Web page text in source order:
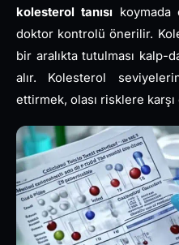
kolesterol tanısı
doktor kontrolü önerilir.
bir aralıkta tutulması kalp-
alır. Kolesterol
ettirmek, olası risklere karşı